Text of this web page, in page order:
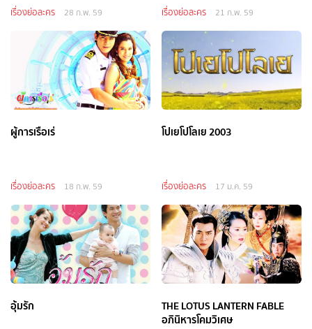
เรื่องย่อละคร 28 ก.พ. 59 เรื่องย่อละคร 21 ก.พ. 59
ผู้การเรือเร่
เรื่องย่อละคร 18 ก.พ. 59
โปเยโปโลเย 2003
เรื่องย่อละคร 17 ม.ค. 59
อุ้มรัก
THE LOTUS LANTERN FABLE
อภินิหารโคมวิเศษ